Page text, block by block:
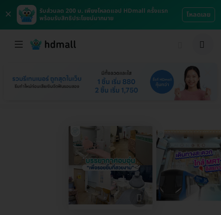
×
รับส่วนลด 200 บ. เพียงโหลดแอป HDmall ครั้งแรก
พร้อมรับสิทธิประโยชน์มากมาย
โหลดเลย